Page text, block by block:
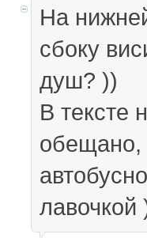
На
сбоку
душ? ))
В тексте
обещано,
лавочкой